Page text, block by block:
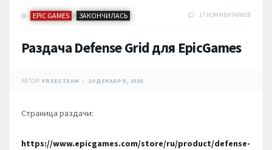
EPIC GAMES / ЗАКОНЧИЛАСЬ 17 КОММЕНТАРИЕВ
Раздача Defense Grid для EpicGames
АВТОР: FREESTEAM 20 ДЕКАБРЯ, 2020
Страница раздачи:
https://www.epicgames.com/store/ru/product/defense-